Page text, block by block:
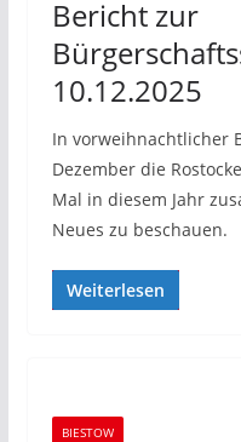
Bericht zur
10.12.2025
In vorweihnachtlicher
Dezember die
Mal in diesem Jahr
Neues zu beschauen.
Weiterlesen
BIESTOW